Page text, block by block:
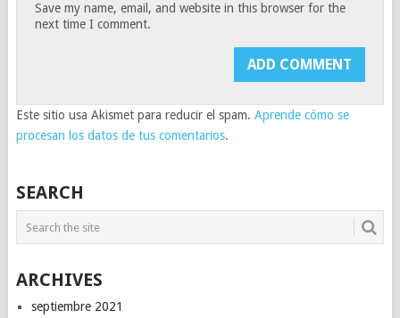
Save my name, email, and website in this browser for the
next time I comment.
Este sitio usa Akismet para reducir el spam. Aprende cómo se
procesan los datos de tus comentarios.
SEARCH
ARCHIVES
septiembre 2021